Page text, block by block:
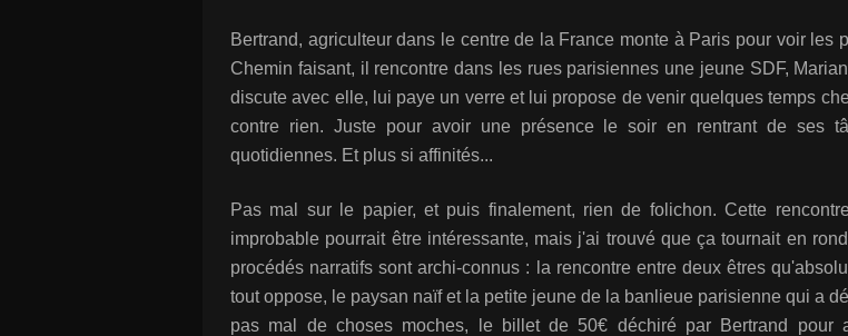
Bertrand, agriculteur dans le centre de la France monte à Paris pour voir les
Chemin faisant, il rencontre dans les rues parisiennes une jeune SDF,
discute avec elle, lui paye un verre et lui propose de venir quelques temps
contre rien. Juste pour avoir une présence le soir en rentrant de ses
quotidiennes. Et plus si affinités...
Pas mal sur le papier, et puis finalement, rien de folichon. Cette
improbable pourrait être intéressante, mais j'ai trouvé que ça tournait en
procédés narratifs sont archi-connus : la rencontre entre deux êtres
tout oppose, le paysan naïf et la petite jeune de la banlieue parisienne qui a
pas mal de choses moches, le billet de 50€ déchiré par Bertrand pour